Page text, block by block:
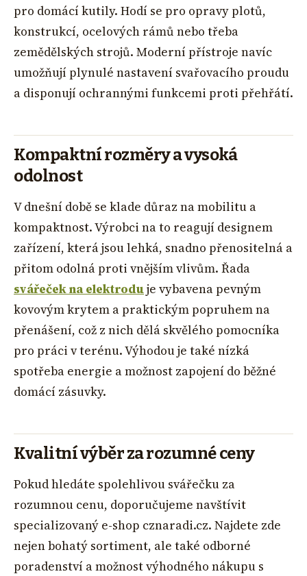
pro domácí kutily. Hodí se pro opravy plotů,
konstrukcí, ocelových rámů nebo třeba
zemědělských strojů. Moderní přístroje navíc
umožňují plynulé nastavení svařovacího proudu
a disponují ochrannými funkcemi proti přehřátí.
Kompaktní rozměry a vysoká
odolnost
V dnešní době se klade důraz na mobilitu a
kompaktnost. Výrobci na to reagují designem
zařízení, která jsou lehká, snadno přenositelná a
přitom odolná proti vnějším vlivům. Řada
svářeček na elektroduje vybavena pevným
kovovým krytem a praktickým popruhem na
přenášení, což z nich dělá skvělého pomocníka
pro práci v terénu. Výhodou je také nízká
spotřeba energie a možnost zapojení do běžné
domácí zásuvky.
Kvalitní výběr za rozumné ceny
Pokud hledáte spolehlivou svářečku za
rozumnou cenu, doporučujeme navštívit
specializovaný e-shop cznaradi.cz. Najdete zde
nejen bohatý sortiment, ale také odborné
poradenství a možnost výhodného nákupu s